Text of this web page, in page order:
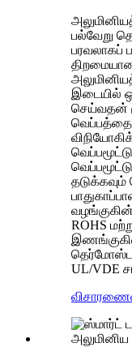
பல்வேறு
பரவலாகப்
இடையில்
செய்வதன்
வெப்பத்தை
ROHS
UL/VDE
விசாரணை